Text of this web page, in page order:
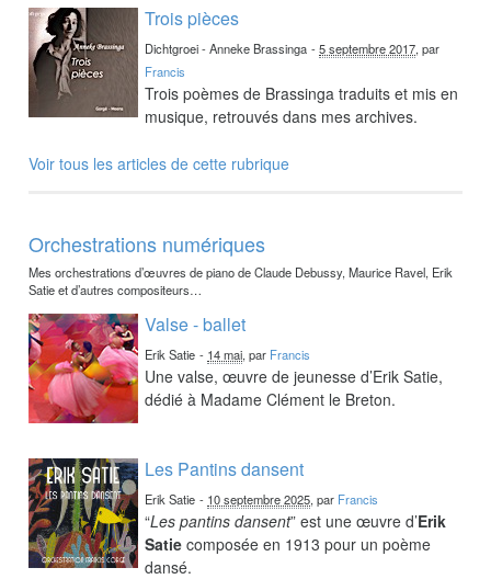
Trois pièces
Dichtgroei - Anneke Brassinga -5 septembre 2017, par
Francis
Trois poèmes de Brassinga traduits et mis en
musique, retrouvés dans mes archives.
Voir tous les articles de cette rubrique
Orchestrations numériques
Mes orchestrations d’œuvres de piano de Claude Debussy, Maurice Ravel, Erik
Satie et d’autres compositeurs…
Valse - ballet
Erik Satie - 14 mai, par Francis
Une valse, œuvre de jeunesse d’Erik Satie,
dédié à Madame Clément le Breton.
Les Pantins dansent
Erik Satie - 10 septembre 2025, par Francis
“Les pantins dansent” est une œuvre d’Erik
Satie composée en 1913 pour un poème
dansé.